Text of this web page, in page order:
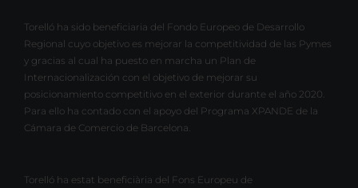
Torelló ha sido beneficiaria del Fondo Europeo de Desarrollo
Regional cuyo objetivo es mejorar la competitividad de las Pymes
y gracias al cual ha puesto en marcha un Plan de
Internacionalización con el objetivo de mejorar su
posicionamiento competitivo en el exterior durante el año 2020.
Para ello ha contado con el apoyo del Programa XPANDE de la
Cámara de Comercio de Barcelona.
Torelló ha estat beneficiària del Fons Europeu de